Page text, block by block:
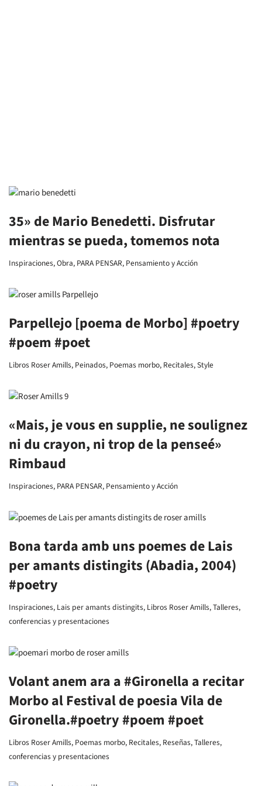
35» de Mario Benedetti. Disfrutar
mientras se pueda, tomemos nota
Inspiraciones,Obra, PARA PENSAR, Pensamiento y Acción
Parpellejo [poema de Morbo] #poetry
#poem #poet
Libros Roser Amills, Peinados, Poemas morbo, Recitales,Style
«Mais, je vous en supplie, ne soulignez
ni du crayon, ni trop de la penseé»
Rimbaud
Inspiraciones, PARA PENSAR, Pensamiento y Acción
Bona tarda amb uns poemes de Lais
per amants distingits (Abadia, 2004)
#poetry
Inspiraciones, Lais per amants distingits, Libros Roser Amills,Talleres,
conferencias y presentaciones
Volant anem ara a #Gironella a recitar
Morbo al Festival de poesia Vila de
Gironella.#poetry #poem #poet
Libros Roser Amills, Poemas morbo, Recitales, Reseñas,Talleres,
conferencias y presentaciones